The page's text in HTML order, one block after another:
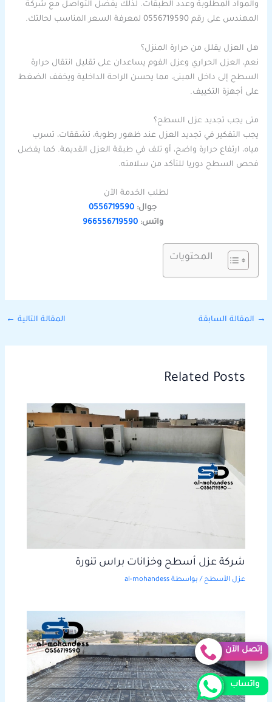
والمواد المطلوبة وعدد الطبقات. لذلك يفضل التواصل مع شركة
المهندس على رقم 0556719590 لمعرفة السعر المناسب لحالتك.
هل العزل يقلل من حرارة المنزل؟
نعم، العزل الحراري وعزل الفوم يساعدان على تقليل انتقال حرارة
السطح إلى داخل المبنى، مما يحسن الراحة الداخلية ويخفف الضغط
على أجهزة التكييف.
متى يجب تجديد عزل السطح؟
يجب التفكير في تجديد العزل عند ظهور رطوبة، تشققات، تسرب
مياه، ارتفاع حرارة واضح، أو تلف في طبقة العزل القديمة. كما يفضل
فحص السطح دوريا للتأكد من سلامته.
لطلب الخدمة الآن
جوال: 0556719590
واتس:966556719590
المحتويات
→ المقالة السابقة المقالة التالية ←
Related Posts
شركة عزل أسطح وخزانات براس تنورة
عزل الأسطح / بواسطة al-mohandess
إتصل الآن
واتساب